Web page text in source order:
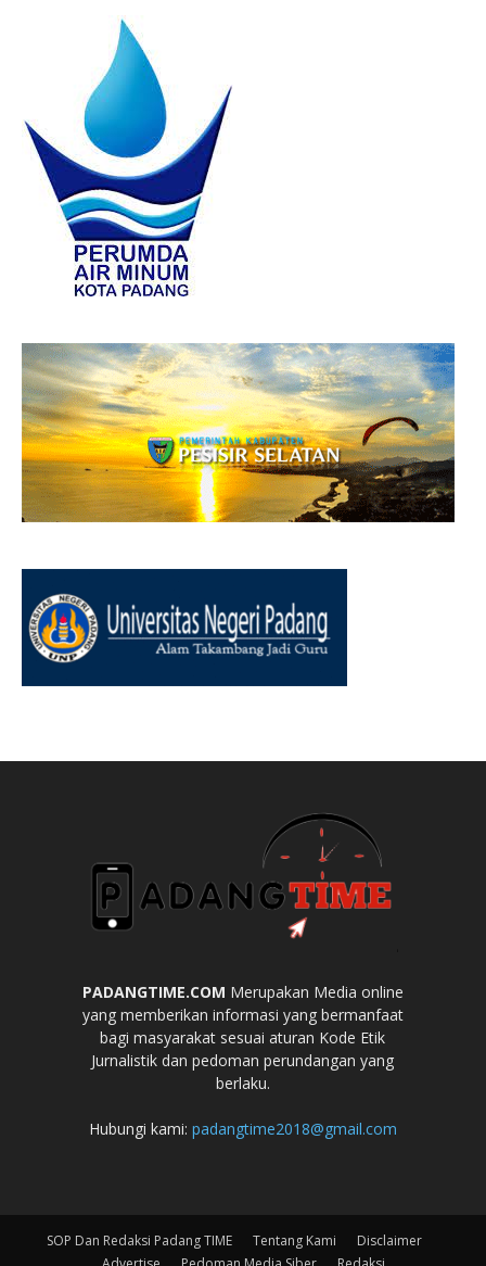
PADANGTIME.COM Merupakan Media online
yang memberikan informasi yang bermanfaat
bagi masyarakat sesuai aturan Kode Etik
Jurnalistik dan pedoman perundangan yang
berlaku.
Hubungi kami: padangtime2018@gmail.com
SOP Dan Redaksi Padang TIME Tentang Kami
Disclaimer